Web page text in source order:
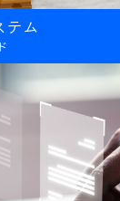
テム